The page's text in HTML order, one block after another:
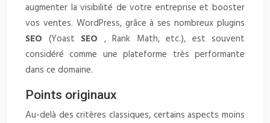
augmenter la visibilité de votre entreprise et booster
vos ventes. WordPress, grâce à ses nombreux plugins
SEO (Yoast SEO , Rank Math, etc.), est souvent
considéré comme une plateforme très performante
dans ce domaine.
Points originaux
Au-delà des critères classiques, certains aspects moins